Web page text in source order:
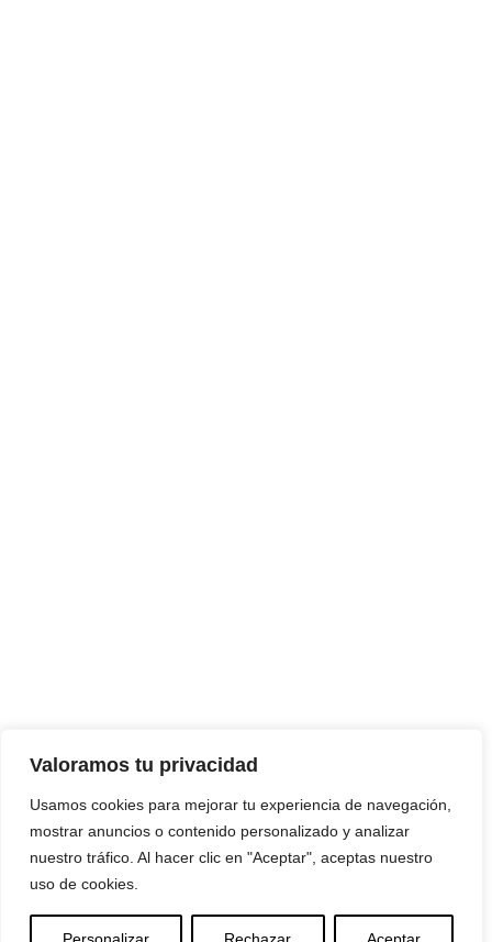
Valoramos tu privacidad
Usamos cookies para mejorar tu experiencia de navegación,
mostrar anuncios o contenido personalizado y analizar
nuestro tráfico. Al hacer clic en "Aceptar", aceptas nuestro
uso de cookies.